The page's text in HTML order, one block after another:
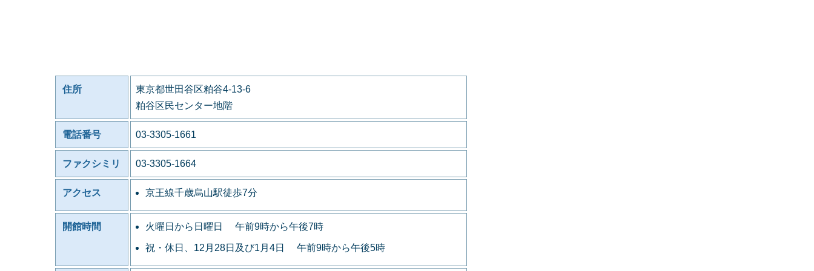
住所
東京都世田谷区粕谷4-13-6
粕谷区民センター地階
電話番号 03-3305-1661
ファクシミリ 03-3305-1664
アクセス 京王線千歳烏山駅徒歩7分
開館時間 火曜日から日曜日 午前9時から午後7時
祝・休日、12月28日及び1月4日 午前9時から午後5時